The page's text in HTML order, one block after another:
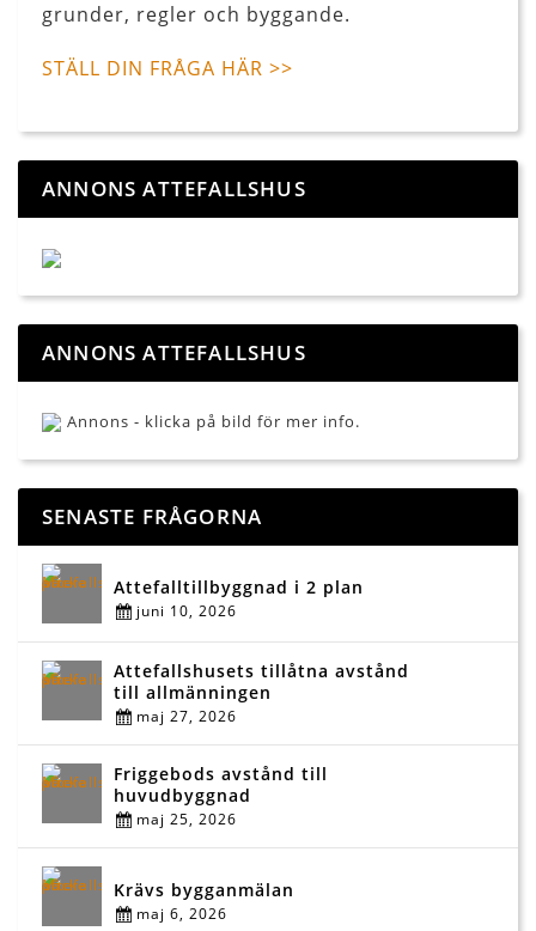
grunder, regler och byggande.
STÄLL DIN FRÅGA HÄR >>
ANNONS ATTEFALLSHUS
ANNONS ATTEFALLSHUS
Annons - klicka på bild för mer info.
SENASTE FRÅGORNA
Attefalltillbyggnad i 2 plan
juni 10, 2026
Attefallshusets tillåtna avstånd
till allmänningen
maj 27, 2026
Friggebods avstånd till
huvudbyggnad
maj 25, 2026
Krävs bygganmälan
maj 6, 2026